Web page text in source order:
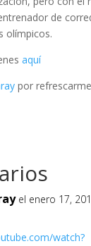
de
olímpicos.
aquí
por
el enero 17,
watch?